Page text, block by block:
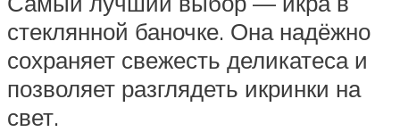
стеклянной баночке. Она надёжно
сохраняет свежесть деликатеса и
позволяет разглядеть икринки на
свет.